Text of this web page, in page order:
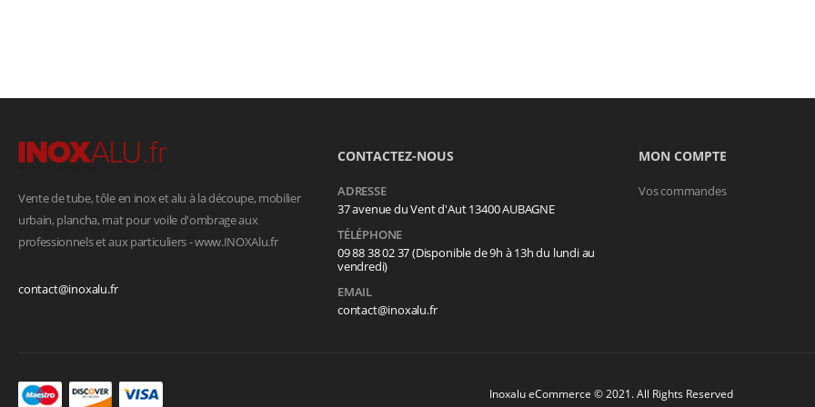
Vente de tube, tôle en inox et alu à la découpe, mobilier
urbain, plancha, mat pour voile d'ombrage aux
professionnels et aux particuliers - www.INOXAlu.fr
contact@inoxalu.fr
CONTACTEZ-NOUS
ADRESSE
37 avenue du Vent d'Aut 13400 AUBAGNE
TÉLÉPHONE
09 88 38 02 37 (Disponible de 9h à 13h du lundi au
vendredi)
EMAIL
contact@inoxalu.fr
MON COMPTE
Vos commandes
Inoxalu eCommerce © 2021. All Rights Reserved